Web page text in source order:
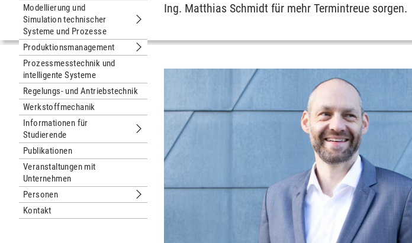
Modellierung und
Simulation technischer
Systeme und Prozesse
Untermenu Modellierung und Simulation technischer Systeme und Prozesse
Produktionsmanagement
Untermenu Produktionsmanagement
Prozessmesstechnik und
intelligente Systeme
Regelungs- und Antriebstechnik
Werkstoffmechanik
Informationen für
Studierende
Untermenu Informationen für Studierende
Publikationen
Veranstaltungen mit
Unternehmen
Personen
Untermenu Personen
Kontakt
Ing. Matthias Schmidt für mehr Termintreue sorgen.